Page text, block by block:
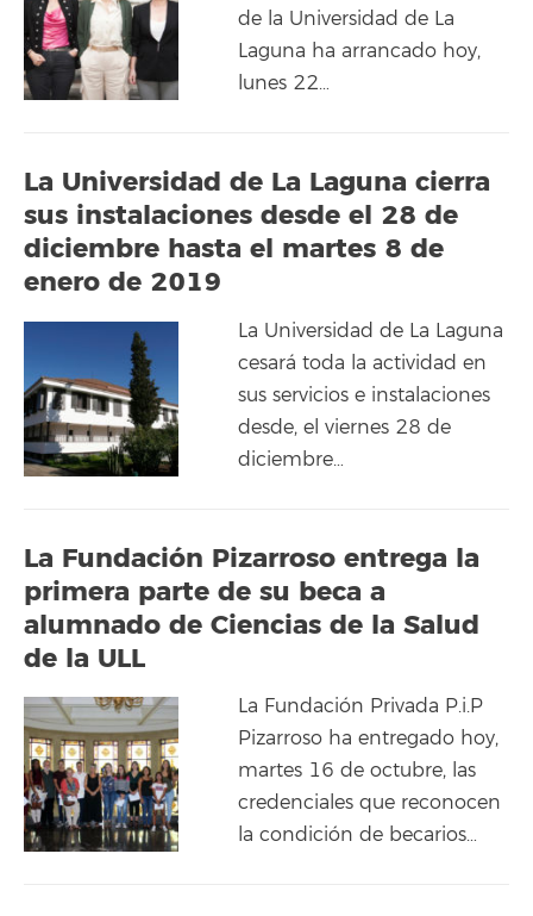
de la Universidad de La
Laguna ha arrancado hoy,
lunes 22…
La Universidad de La Laguna cierra
sus instalaciones desde el 28 de
diciembre hasta el martes 8 de
enero de 2019
La Universidad de La Laguna
cesará toda la actividad en
sus servicios e instalaciones
desde, el viernes 28 de
diciembre…
La Fundación Pizarroso entrega la
primera parte de su beca a
alumnado de Ciencias de la Salud
de la ULL
La Fundación Privada P.i.P
Pizarroso ha entregado hoy,
martes 16 de octubre, las
credenciales que reconocen
la condición de becarios…